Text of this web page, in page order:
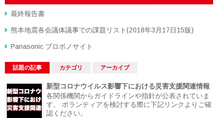
最終報告書
熊本地震各会議体議事での課題リスト(2018年3月17日15版)
Panasonic プロボノサイト
話題の記事 カテゴリ アーカイブ
新型コロナウイルス影響下における災害支援関連情報
各関係機関からガイドラインや指針が公表されていま
す。 ボランティアを検討する際に下記リンクよりご確
認ください。